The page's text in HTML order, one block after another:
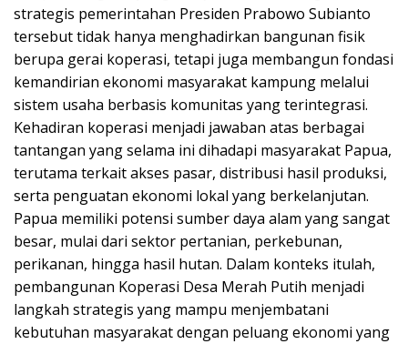
strategis pemerintahan Presiden Prabowo Subianto
tersebut tidak hanya menghadirkan bangunan fisik
berupa gerai koperasi, tetapi juga membangun fondasi
kemandirian ekonomi masyarakat kampung melalui
sistem usaha berbasis komunitas yang terintegrasi.
Kehadiran koperasi menjadi jawaban atas berbagai
tantangan yang selama ini dihadapi masyarakat Papua,
terutama terkait akses pasar, distribusi hasil produksi,
serta penguatan ekonomi lokal yang berkelanjutan.
Papua memiliki potensi sumber daya alam yang sangat
besar, mulai dari sektor pertanian, perkebunan,
perikanan, hingga hasil hutan. Dalam konteks itulah,
pembangunan Koperasi Desa Merah Putih menjadi
langkah strategis yang mampu menjembatani
kebutuhan masyarakat dengan peluang ekonomi yang